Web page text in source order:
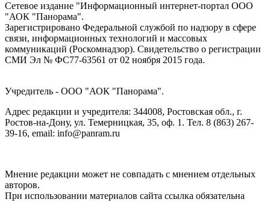
Сетевое издание "Информационный интернет-портал ООО
"АОК "Панорама".
Зарегистрировано Федеральной службой по надзору в сфере
связи, информационных технологий и массовых
коммуникаций (Роскомнадзор). Cвидетельство о регистрации
СМИ Эл № ФС77-63561 от 02 ноября 2015 года.
Учредитель - ООО "АОК "Панорама".
Адрес редакции и учредителя: 344008, Ростовская обл., г.
Ростов-на-Дону, ул. Темерницкая, 35, оф. 1. Тел. 8 (863) 267-
39-16, email: info@panram.ru
Мнение редакции может не совпадать с мнением отдельных
авторов.
При использовании материалов сайта ссылка обязательна